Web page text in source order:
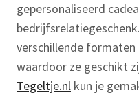
gepersonaliseerd
verschillende
waardoor ze geschikt
Tegeltje.nl kun je